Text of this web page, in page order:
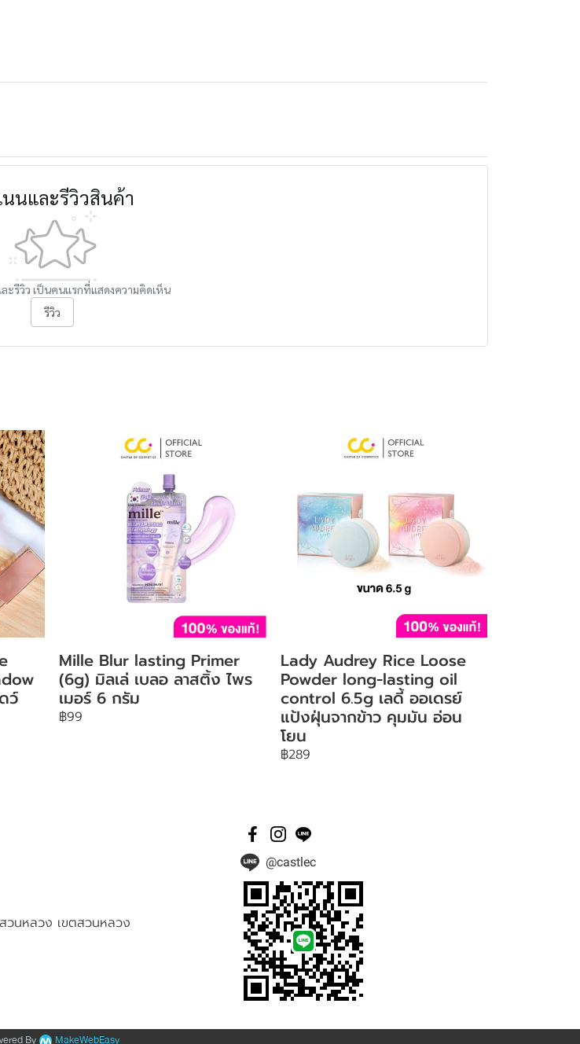
นและรีวิวสินค้า
ะรีวิว เป็นคนแรกที่แสดงความคิดเห็น
รีวิว
ว์
Mille Blur lasting Primer
(6g) มิลเล่ เบลอ ลาสติ้ง ไพร
เมอร์ 6 กรัม
฿99
Lady Audrey Rice Loose
Powder long-lasting oil
control 6.5g เลดี้ ออเดรย์
แป้งฝุ่นจากข้าว คุมมัน อ่อน
โยน
฿289
นหลวง เขตสวนหลวง
@castlec
By MakeWebEasy